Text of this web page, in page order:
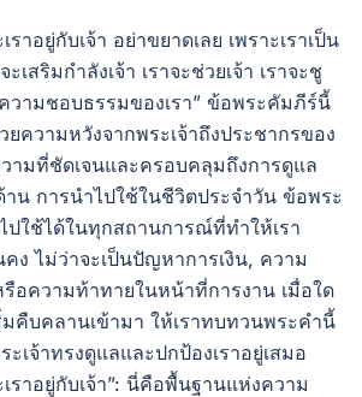
ราอยู่กับเจ้า อย่าขยาดเลย เพราะเราเป็น
ะเสริมกำลังเจ้า เราจะช่วยเจ้า เราจะชู
วามชอบธรรมของเรา” ข้อพระคัมภีร์นี้
ยความหวังจากพระเจ้าถึงประชากรของ
ามที่ชัดเจนและครอบคลุมถึงการดูแล
น การนำไปใช้ในชีวิตประจำวัน ข้อพระ
ใช้ได้ในทุกสถานการณ์ที่ทำให้เรา
ง ไม่ว่าจะเป็นปัญหาการเงิน, ความ
อความท้าทายในหน้าที่การงาน เมื่อใด
คืบคลานเข้ามา ให้เราทบทวนพระคำนี้
ะเจ้าทรงดูแลและปกป้องเราอยู่เสมอ
เราอยู่กับเจ้า”: นี่คือพื้นฐานแห่งความ